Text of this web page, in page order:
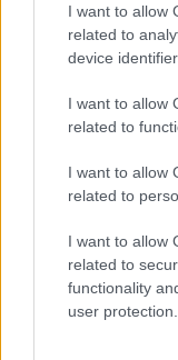
I want to allow
related to
device
I want to allow
related to
I want to allow
related to
I want to allow
related to
functionality
user protection.
17 éve
nick-nick
17 éve
balfaszok
lodoktor